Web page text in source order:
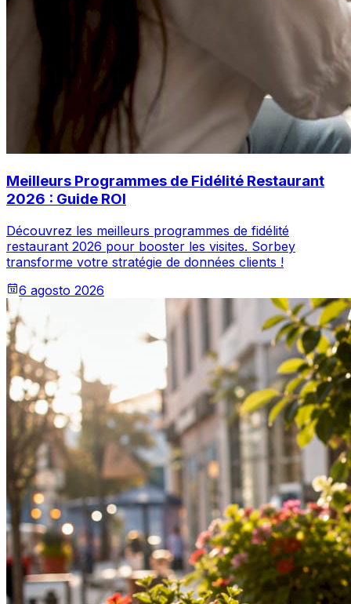
Meilleurs Programmes de Fidélité Restaurant
2026 : Guide ROI
Découvrez les meilleurs programmes de fidélité
restaurant 2026 pour booster les visites. Sorbey
transforme votre stratégie de données clients !
6 agosto 2026